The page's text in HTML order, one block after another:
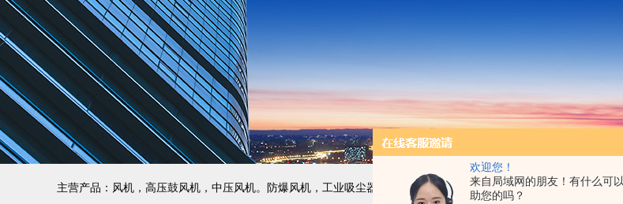
欢迎您！
来自局域网的朋友！有什么可
助您的吗？
主营产品：风机，高压鼓风机，中压风机。防爆风机，工业吸尘器，工业集尘机，减速机，电机